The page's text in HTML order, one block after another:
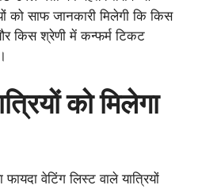
को साफ जानकारी मिलेगी कि किस
किस श्रेणी में कन्फर्म टिकट
को मिलेगा
वेटिंग लिस्ट वाले यात्रियों